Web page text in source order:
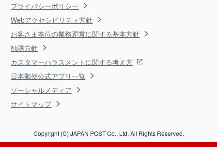
プライバシーポリシー
Webアクセシビリティ方針
お客さま本位の業務運営に関する基本方針
勧誘方針
カスタマーハラスメントに関する考え方
日本郵便公式アプリ一覧
ソーシャルメディア
サイトマップ
Copyright (C) JAPAN POST Co., Ltd. All Rights Reserved.